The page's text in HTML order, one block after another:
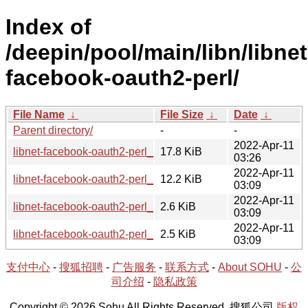
Index of
/deepin/pool/main/libn/
facebook-oauth2-perl/
File Name ↓ File Size ↓ Date ↓
Parent directory/
-
-
libnet-facebook-oauth2-perl_0.11-1_all.deb
17.8 KiB
2022-Apr-11
03:26
libnet-facebook-oauth2-perl_0.11.orig.tar.gz
12.2 KiB
2022-Apr-11
03:09
libnet-facebook-oauth2-perl_0.11-1.debian.tar.xz
2.6 KiB
2022-Apr-11
03:09
libnet-facebook-oauth2-perl_0.11-1.dsc
2.5 KiB
2022-Apr-11
03:09
支付中心 - 搜狐招聘 - 广告服务 - 联系方式 - About SOHU - 公
司介绍 - 隐私政策